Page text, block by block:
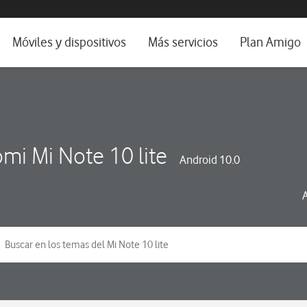
e idioma
Móviles y dispositivos Más servicios Plan Amigo
Mi Note 10 lite Android 10.0